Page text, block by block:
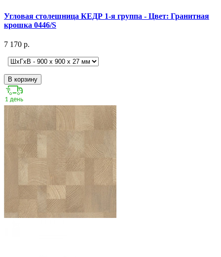
Угловая столешница КЕДР 1-я группа - Цвет: Гранитная
крошка 0446/S
7 170 р.
В корзину